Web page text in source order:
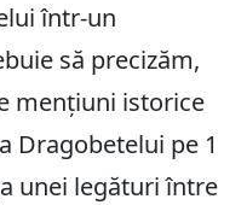
într-un
să precizăm,
mențiuni istorice
Dragobetelui pe 1
unei legături între